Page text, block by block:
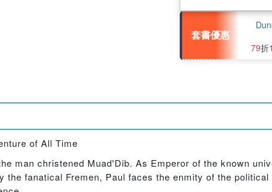
套書優惠
79折
of All Time
man christened Muad'Dib. As Emperor of the known
fanatical Fremen, Paul faces the enmity of the